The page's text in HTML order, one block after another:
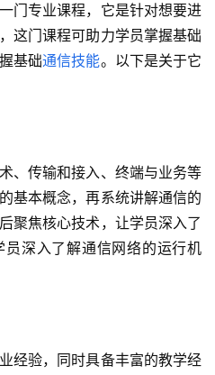
门专业课程，它是针对想要进
这门课程可助力学员掌握基础
基础通信技能。以下是关于它
、传输和接入、终端与业务等
基本概念，再系统讲解通信的
聚焦核心技术，让学员深入了
深入了解通信网络的运行机
经验，同时具备丰富的教学经